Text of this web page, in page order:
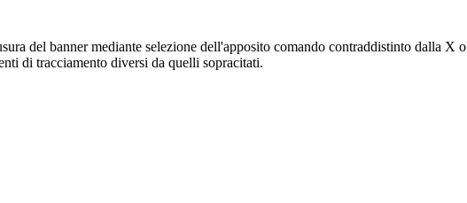
del banner mediante selezione dell'apposito comando contraddistinto dalla
di tracciamento diversi da quelli sopracitati.